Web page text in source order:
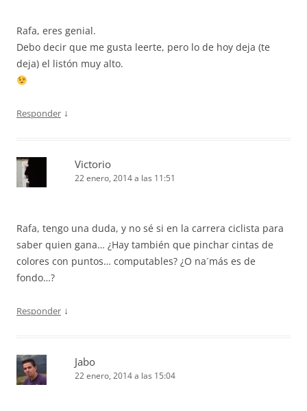
Rafa, eres genial.
Debo decir que me gusta leerte, pero lo de hoy deja (te
deja) el listón muy alto.
Responder ↓
Victorio
22 enero, 2014 a las 11:51
Rafa, tengo una duda, y no sé si en la carrera ciclista para
saber quien gana… ¿Hay también que pinchar cintas de
colores con puntos… computables? ¿O na´más es de
fondo…?
Responder ↓
Jabo
22 enero, 2014 a las 15:04